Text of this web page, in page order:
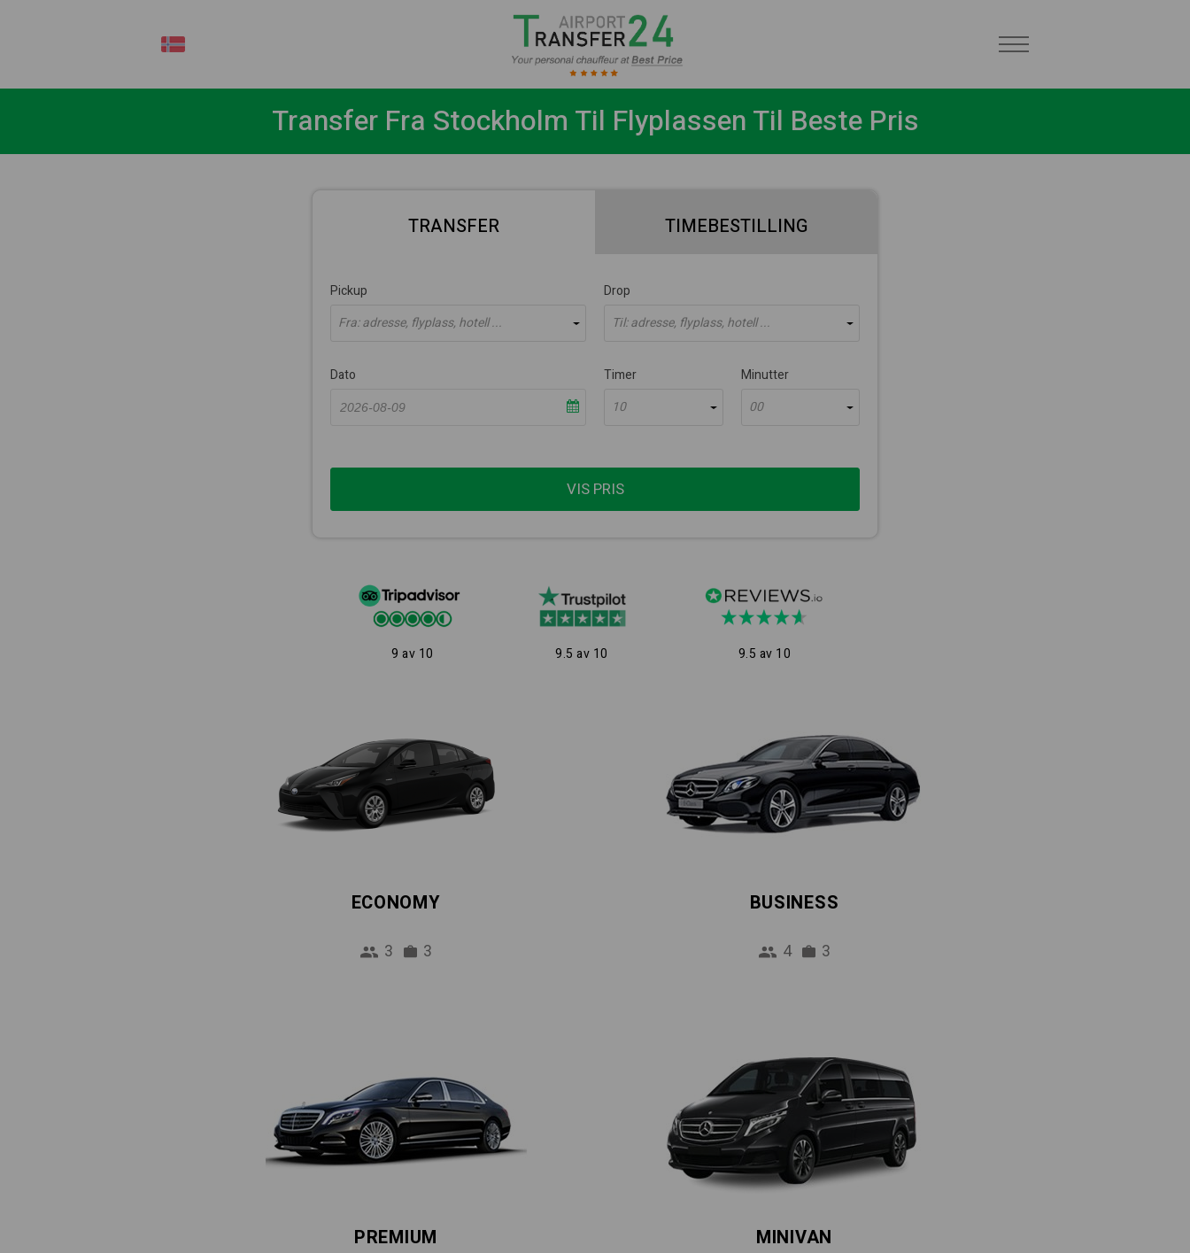
Transfer Fra Stockholm Til Flyplassen Til Beste Pris
TRANSFER TIMEBESTILLING
Pickup
Fra: adresse, flyplass, hotell ...
Drop
Til: adresse, flyplass, hotell ...
Dato
Timer
10
Minutter
00
VIS PRIS
9 av 10 9.5 av 10 9.5 av 10
ECONOMY
3 3
BUSINESS
4 3
PREMIUM MINIVAN